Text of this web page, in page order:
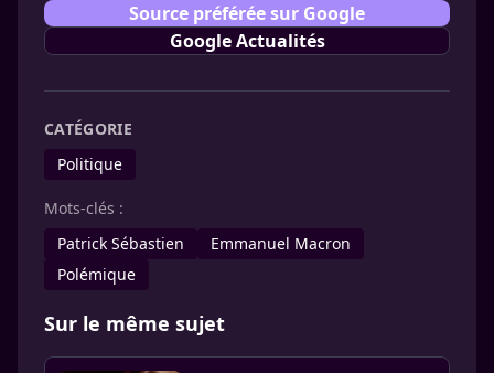
Source préférée sur Google
Google Actualités
CATÉGORIE
Politique
Mots-clés :
Patrick Sébastien
Emmanuel Macron
Polémique
Sur le même sujet